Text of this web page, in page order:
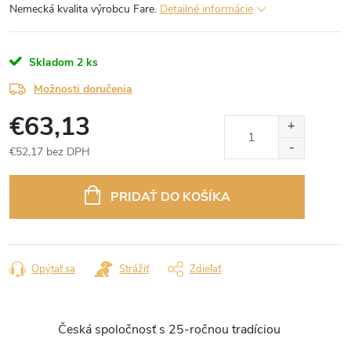
Nemecká kvalita výrobcu Fare. Detailné informácie
Skladom 2 ks
Možnosti doručenia
€63,13
€52,17 bez DPH
PRIDAŤ DO KOŠÍKA
Opýtať sa Strážiť Zdieľať
Česká spoločnosť s 25-ročnou tradíciou